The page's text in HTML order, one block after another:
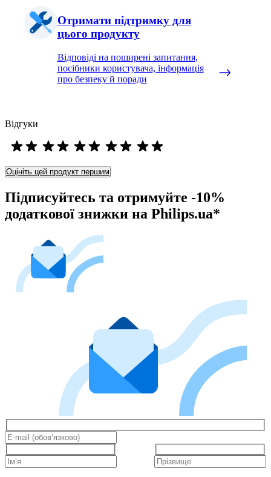
Отримати підтримку для
цього продукту
Відповіді на поширені запитання,
посібники користувача, інформація
про безпеку й поради
Відгуки
Оцініть цей продукт першим
Підписуйтесь та отримуйте -10%
додаткової знижки на Philips.ua*